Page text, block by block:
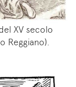
XV secolo
Reggiano).